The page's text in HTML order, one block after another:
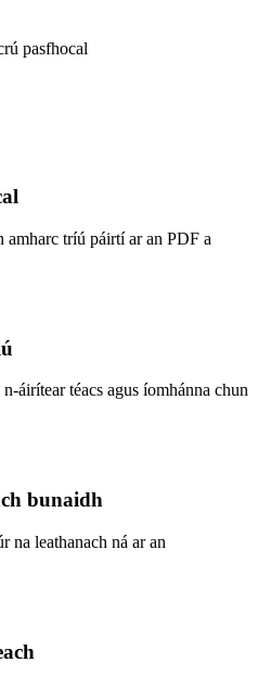
pasfhocal
amharc tríú páirtí ar an PDF a
áirítear téacs agus íomhánna chun
bunaidh
na leathanach ná ar an